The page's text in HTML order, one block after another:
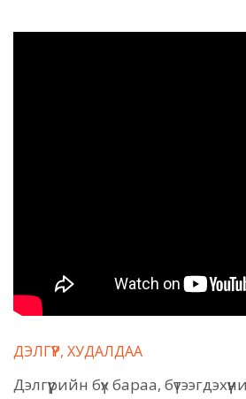
ДЭЛГҮҮР, ХУДАЛДАА
Дэлгүүрийн бүх бараа,